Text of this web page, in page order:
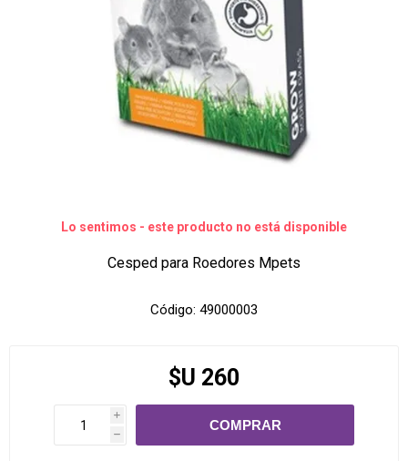
Lo sentimos - este producto no está disponible
Cesped para Roedores Mpets
Código: 49000003
$U 260
i
h